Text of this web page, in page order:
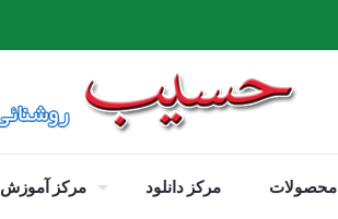
محصولات مرکز دانلود مرکز آموزش